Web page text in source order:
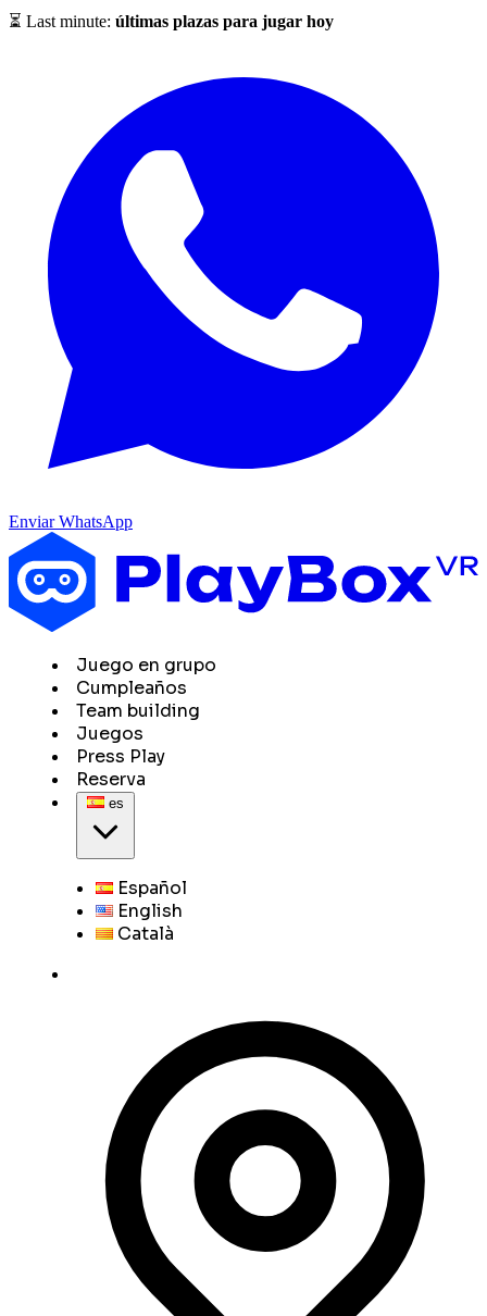
⏳ Last minute: últimas plazas para jugar hoy
Enviar WhatsApp
Juego en grupo
Cumpleaños
Team building
Juegos
Press Play
Reserva
es
Español
English
Català